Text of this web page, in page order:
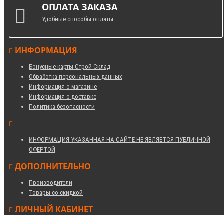
ОПЛАТА ЗАКАЗА
Удобные способы оплаты
ИНФОРМАЦИЯ
Бонусные карты Строй Склад
Обработка персональных данных
Информация о магазине
Информация о доставке
Политика безопасности
ИНФОРМАЦИЯ УКАЗАННАЯ НА САЙТЕ НЕ ЯВЛЯЕТСЯ ПУБЛИЧНОЙ
ОФЕРТОЙ
ДОПОЛНИТЕЛЬНО
Производители
Товары со скидкой
ЛИЧНЫЙ КАБИНЕТ